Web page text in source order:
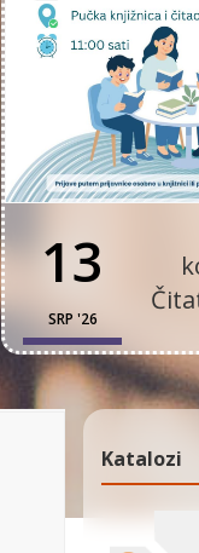
13
SRP '26
Katalozi